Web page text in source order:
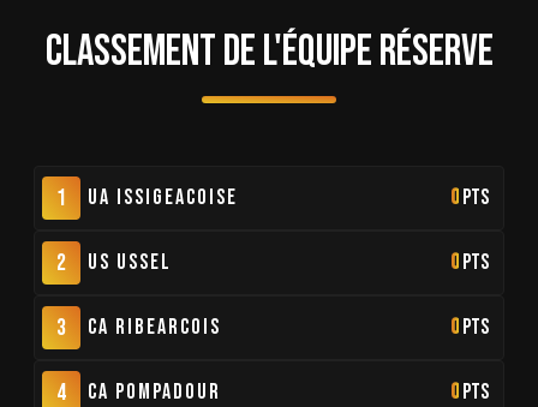
CLASSEMENT DE L'ÉQUIPE RÉSERVE
1 UA Issigeacoise 0 pts
2 US Ussel 0 pts
3 CA Ribearcois 0 pts
4 CA Pompadour 0 pts